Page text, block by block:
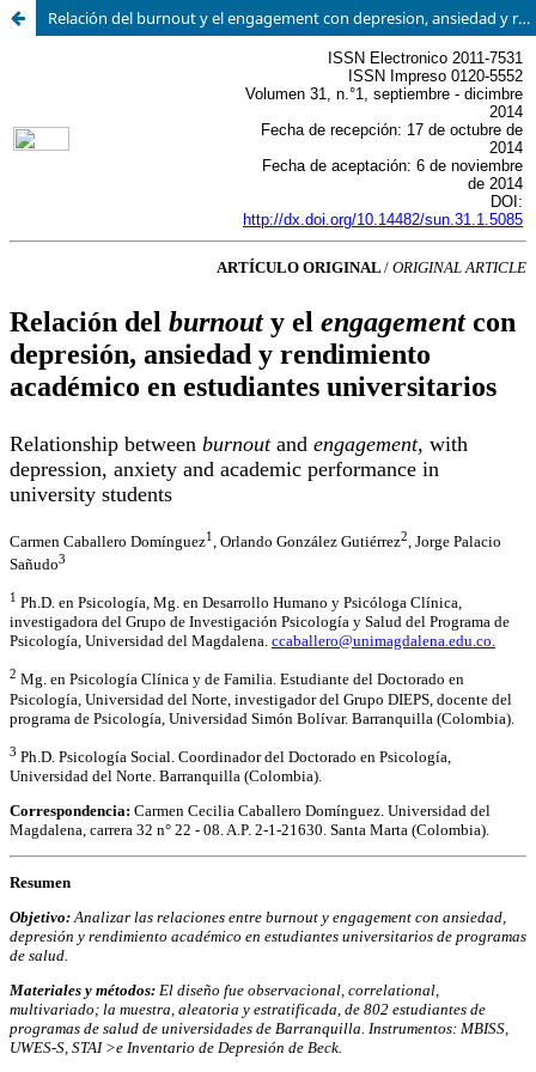
Relación del burnout y el engagement con depresion, ansiedad y rendimiento académico en estudiantes universitarios